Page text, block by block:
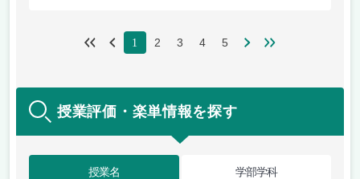
1 2 3 4 5
授業評価・楽単情報を探す
授業名 学部学科